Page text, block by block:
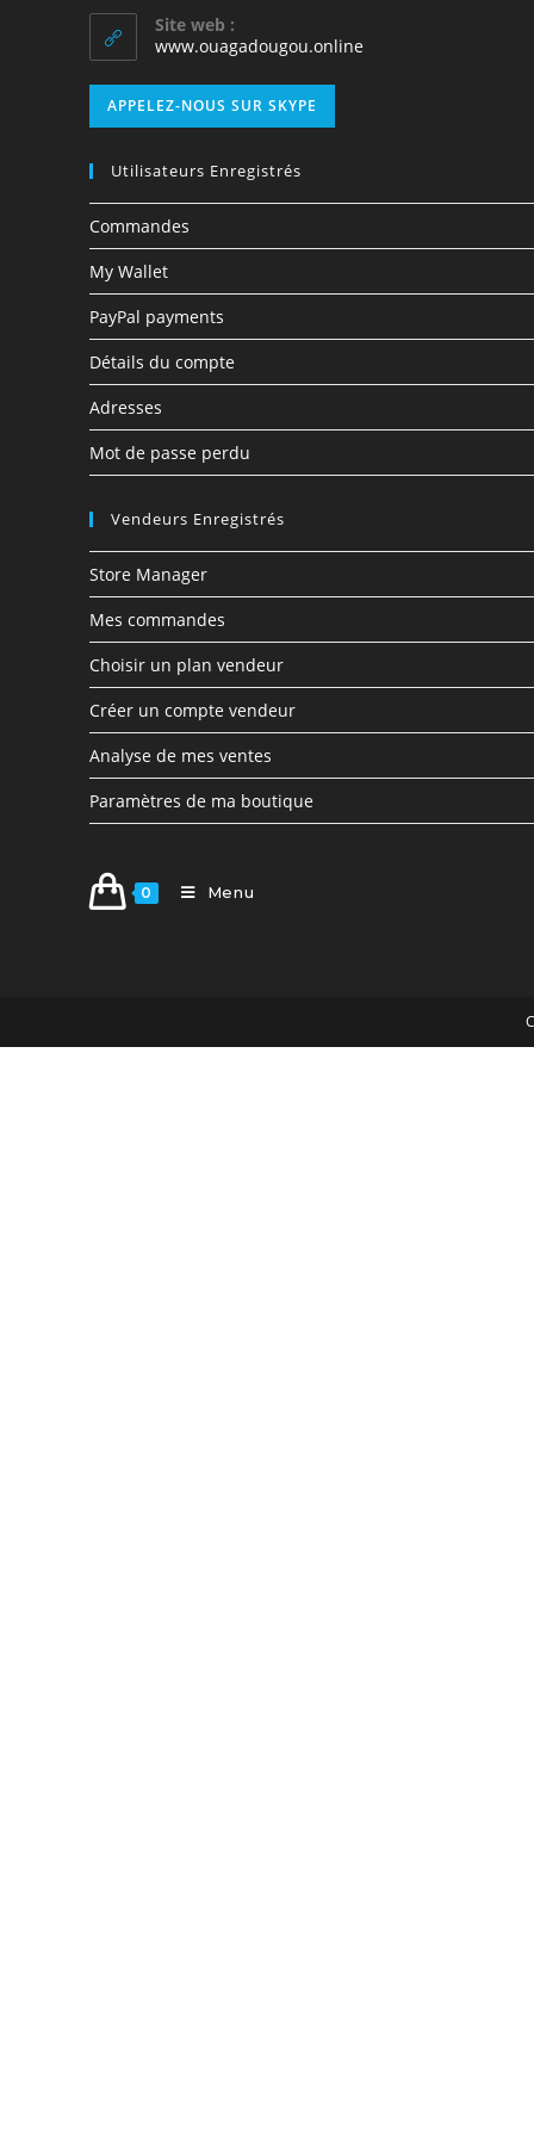
Site web :
www.ouagadougou.online
APPELEZ-NOUS SUR SKYPE
Utilisateurs Enregistrés
Commandes
My Wallet
PayPal payments
Détails du compte
Adresses
Mot de passe perdu
Vendeurs Enregistrés
Store Manager
Mes commandes
Choisir un plan vendeur
Créer un compte vendeur
Analyse de mes ventes
Paramètres de ma boutique
0 Menu